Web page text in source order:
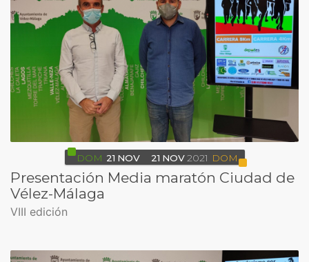
DOM 21 NOV 21 NOV 2021 DOM
Presentación Media maratón Ciudad de
Vélez-Málaga
VIII edición